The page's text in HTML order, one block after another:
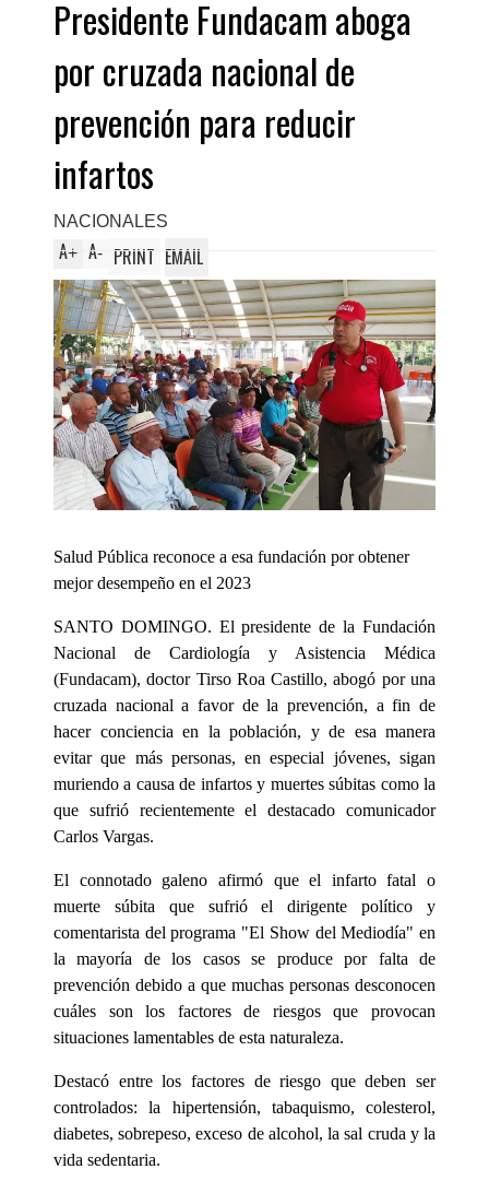
Presidente Fundacam aboga
por cruzada nacional de
prevención para reducir
infartos
NACIONALES
A+ A- PRINT EMAIL
Salud Pública reconoce a esa fundación por obtener
mejor desempeño en el 2023
SANTO DOMINGO. El presidente de la Fundación
Nacional de Cardiología y Asistencia Médica
(Fundacam), doctor Tirso Roa Castillo, abogó por una
cruzada nacional a favor de la prevención, a fin de
hacer conciencia en la población, y de esa manera
evitar que más personas, en especial jóvenes, sigan
muriendo a causa de infartos y muertes súbitas como la
que sufrió recientemente el destacado comunicador
Carlos Vargas.
El connotado galeno afirmó que el infarto fatal o
muerte súbita que sufrió el dirigente político y
comentarista del programa "El Show del Mediodía" en
la mayoría de los casos se produce por falta de
prevención debido a que muchas personas desconocen
cuáles son los factores de riesgos que provocan
situaciones lamentables de esta naturaleza.
Destacó entre los factores de riesgo que deben ser
controlados: la hipertensión, tabaquismo, colesterol,
diabetes, sobrepeso, exceso de alcohol, la sal cruda y la
vida sedentaria.